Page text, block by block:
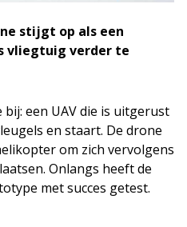
stijgt op als een
vliegtuig verder te
een UAV die is uitgerust
en staart. De drone
om zich vervolgens
Onlangs heeft de
met succes getest.